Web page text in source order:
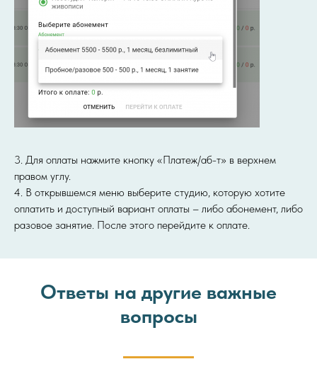
3. Для оплаты нажмите кнопку «Платеж/аб-т» в верхнем
правом углу.
4. В открывшемся меню выберите студию, которую хотите
оплатить и доступный вариант оплаты – либо абонемент, либо
разовое занятие. После этого перейдите к оплате.
Ответы на другие важные
вопросы